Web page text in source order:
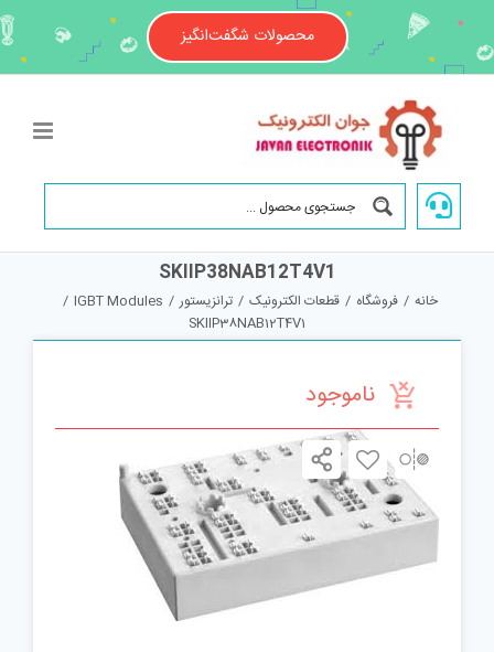
content
محصولات شگفت‌انگیز
SKIIP38NAB12T4V1
خانه / فروشگاه / قطعات الکترونیک / ترانزیستور /
IGBT Modules
/
SKIIP38NAB12T4V1
ناموجود